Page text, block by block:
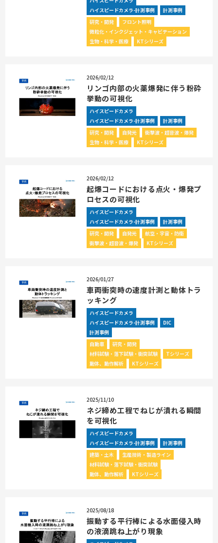
ハイスピードカメラ-計測事例
計測事例
研究・開発
フロント照明
微粒化・インクジェット・キャビテーション
生物・科学・医療
KTシリーズ
2026/02/12
リンゴ内部の火薬爆発に伴う粉砕
挙動の可視化
ハイスピードカメラ
ハイスピードカメラ-計測事例
計測事例
研究・開発
自発光
衝撃波・超音波・爆発
生物・科学・医療
KTシリーズ
2026/02/12
起爆コードにおける点火・爆発プ
ロセスの可視化
ハイスピードカメラ
ハイスピードカメラ-計測事例
計測事例
研究・開発
自発光
航空・宇宙・防衛
衝撃波・超音波・爆発
KTシリーズ
2026/01/27
車両衝突時の速度計測と動体トラ
ッキング
ハイスピードカメラ
ハイスピードカメラ-計測事例
DIC
計測事例
自動車
研究・開発
材料試験・落下試験・衝突試験
Tシリーズ
動体、動作解析
KTシリーズ
2025/11/10
ネジ締め工程でねじが潰れる瞬間
を可視化
ハイスピードカメラ
ハイスピードカメラ-計測事例
計測事例
建築・土木
生産技術・製造ライン
材料試験・落下試験・衝突試験
動体、動作解析
KTシリーズ
2025/08/18
振動する平行棒による水面侵入時
の液滴跳ね上がり現象